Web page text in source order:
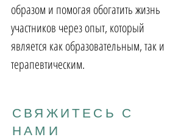
образом и помогая обогатить жизнь
участников через опыт, который
является как образовательным, так и
терапевтическим.
СВЯЖИТЕСЬ С
НАМИ